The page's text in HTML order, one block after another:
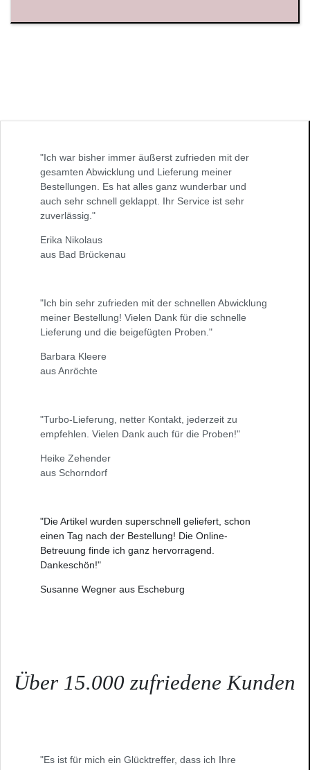
"Ich war bisher immer äußerst zufrieden mit der
gesamten Abwicklung und Lieferung meiner
Bestellungen. Es hat alles ganz wunderbar und
auch sehr schnell geklappt. Ihr Service ist sehr
zuverlässig."
Erika Nikolaus
aus Bad Brückenau
"Ich bin sehr zufrieden mit der schnellen Abwicklung
meiner Bestellung! Vielen Dank für die schnelle
Lieferung und die beigefügten Proben."
Barbara Kleere
aus Anröchte
"Turbo-Lieferung, netter Kontakt, jederzeit zu
empfehlen. Vielen Dank auch für die Proben!"
Heike Zehender
aus Schorndorf
"Die Artikel wurden superschnell geliefert, schon
einen Tag nach der Bestellung! Die Online-
Betreuung finde ich ganz hervorragend.
Dankeschön!"
Susanne Wegner aus Escheburg
Über 15.000 zufriedene Kunden
"Es ist für mich ein Glücktreffer, dass ich Ihre